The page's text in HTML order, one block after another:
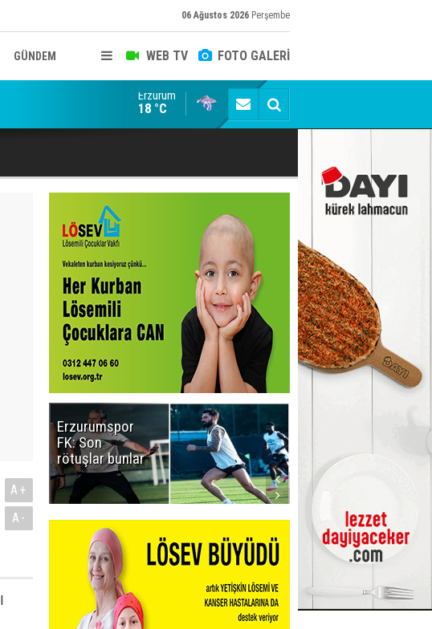
06 Ağustos 2026 Perşembe
WEB TV FOTO GALERİ
GÜNDEM
SÜRPRİZ İSTİFA ÖNCESİ KRİTİK TEMAS: ZİYARET
Erzurum
18 °C
A+
A-
Erzurumspor
FK: Son
rötuşlar bunlar